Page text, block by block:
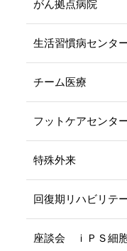
がん拠点病院
生活習慣病センタ
チーム医療
フットケアセンタ
特殊外来
回復期リハビリテ
座談会 ｉＰＳ細